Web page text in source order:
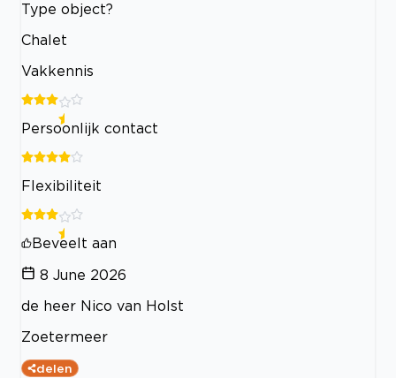
Type object?
Chalet
Vakkennis
Persoonlijk contact
Flexibiliteit
Beveelt aan
8 June 2026
de heer Nico van Holst
Zoetermeer
delen